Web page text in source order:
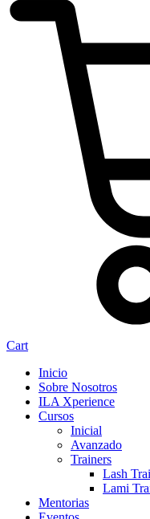
Cart
Inicio
Sobre Nosotros
ILA Xperience
Cursos
Inicial
Avanzado
Trainers
Lash
Lami
Mentorias